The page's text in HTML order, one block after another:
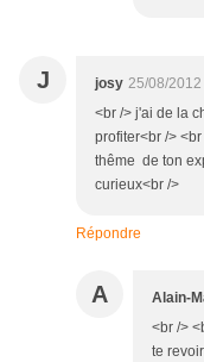
J josy 25/08/2012
<br /> j'ai de la
profiter<br />
thême de ton
curieux<br />
Répondre
A Alain-
<br />
te